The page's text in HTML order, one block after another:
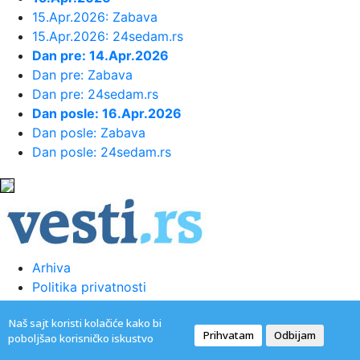
Naš sajt koristi kolačiće kako bi
poboljšao korisničko iskustvo
Prihvatam Odbijam
23:55:ROMAŠČENKO POSLE POTOPA U
HUMSKOJ: Jedna stvar posebno ga je ra...
23:54: Aleksić: "Nemamo čega da se
plašimo u Kazahstanu" VIDEO
23:48:Trener Tobola: "Hteli smo da
Partizan napada po krilu"
Škoda Peaq u serijskoj proizvodnji
23:44:"Mesi bi bio Pikaso" VIDEO
23:41:Marinović nakon pobjede: Zaslužili
15.Apr.2026: Zabava
15.Apr.2026: 24sedam.rs
Dan pre: 14.Apr.2026
Dan pre: Zabava
Dan pre: 24sedam.rs
Dan posle: 16.Apr.2026
Dan posle: Zabava
Dan posle: 24sedam.rs
Arhiva
Politika privatnosti
Kontakt